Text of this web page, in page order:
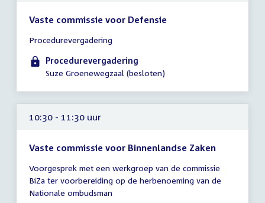
Vaste commissie voor Defensie
vergadering
10:30
-
uur
Procedurevergadering
Procedurevergadering
Suze Groenewegzaal (besloten)
10:30 - 11:30 uur
Vaste commissie voor Binnenlandse Zaken
vergadering
10:30
-
Voorgesprek met een werkgroep van de commissie
BiZa ter voorbereiding op de herbenoeming van de
Nationale ombudsman